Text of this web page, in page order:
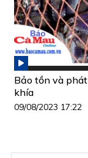
Bảo tồn và
khía
09/08/2023 17:22